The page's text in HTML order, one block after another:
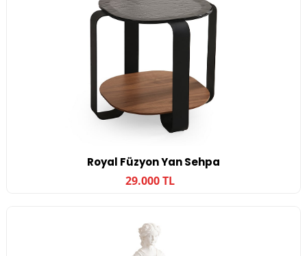
Royal Füzyon Yan Sehpa
29.000 TL